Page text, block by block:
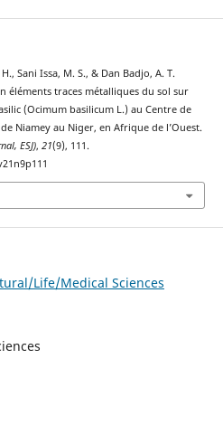
Sani Issa, M. S., & Dan Badjo, A. T.
éléments traces métalliques du sol sur
(Ocimum basilicum L.) au Centre de
Niamey au Niger, en Afrique de l’Ouest.
ESJ), 21(9), 111.
Life/Medical Sciences